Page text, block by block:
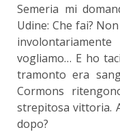
Semeria mi
Udine: Che fai?
vogliamo… E ho
tramonto era
Cormons
strepitosa vittoria.
dopo?